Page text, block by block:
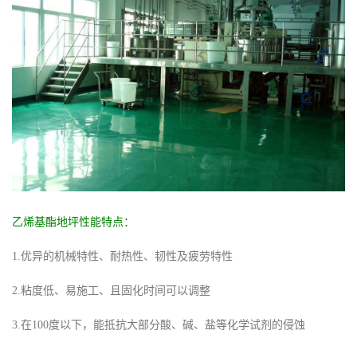
乙烯基酯地坪性能特点：
1.优异的机械特性、耐热性、韧性及疲劳特性
2.粘度低、易施工、且固化时间可以调整
3.在100度以下，能抵抗大部分酸、碱、盐等化学试剂的侵蚀